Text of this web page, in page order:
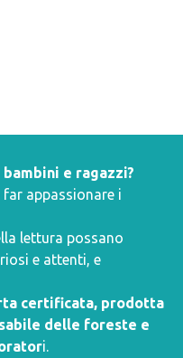
e ragazzi?
appassionare i
lettura possano
e attenti, e
certificata, prodotta
delle foreste e
i.